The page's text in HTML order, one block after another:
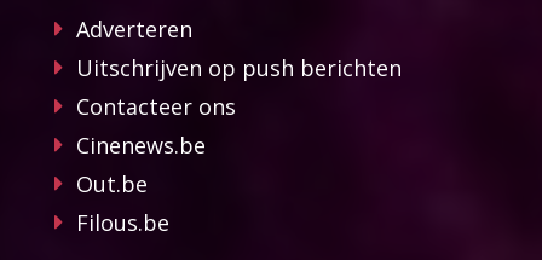
Adverteren
Uitschrijven op push berichten
Contacteer ons
Cinenews.be
Out.be
Filous.be